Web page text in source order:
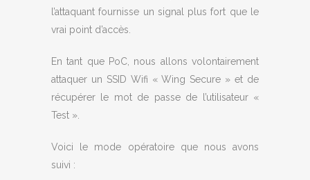
l’attaquant fournisse un signal plus fort que le
vrai point d’accès.
En tant que PoC, nous allons volontairement
attaquer un SSID Wifi « Wing Secure » et de
récupérer le mot de passe de l’utilisateur «
Test ».
Voici le mode opératoire que nous avons
suivi :